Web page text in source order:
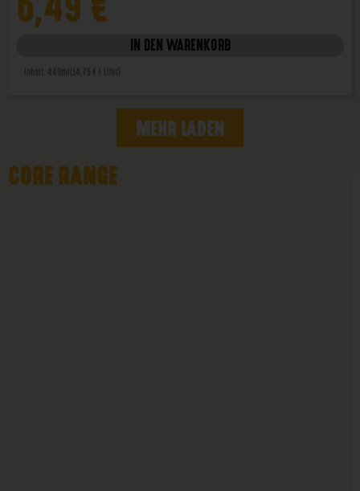
IN DEN WARENKORB
MEHR LADEN
CORE RANGE